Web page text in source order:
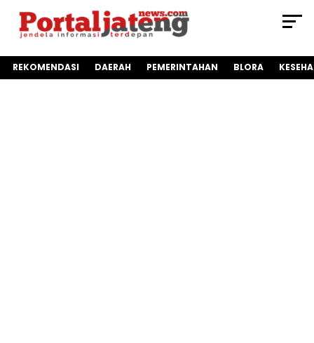
REKOMENDASI DAERAH PEMERINTAHAN BLORA